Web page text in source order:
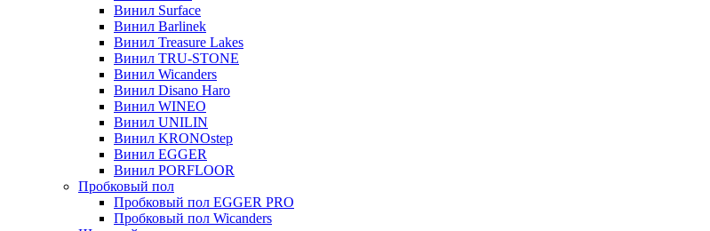
Винил Surface
Винил Barlinek
Винил Treasure Lakes
Винил TRU-STONE
Винил Wicanders
Винил Disano Haro
Винил WINEO
Винил UNILIN
Винил KRONOstep
Винил EGGER
Винил PORFLOOR
Пробковый пол
Пробковый пол EGGER PRO
Пробковый пол Wicanders